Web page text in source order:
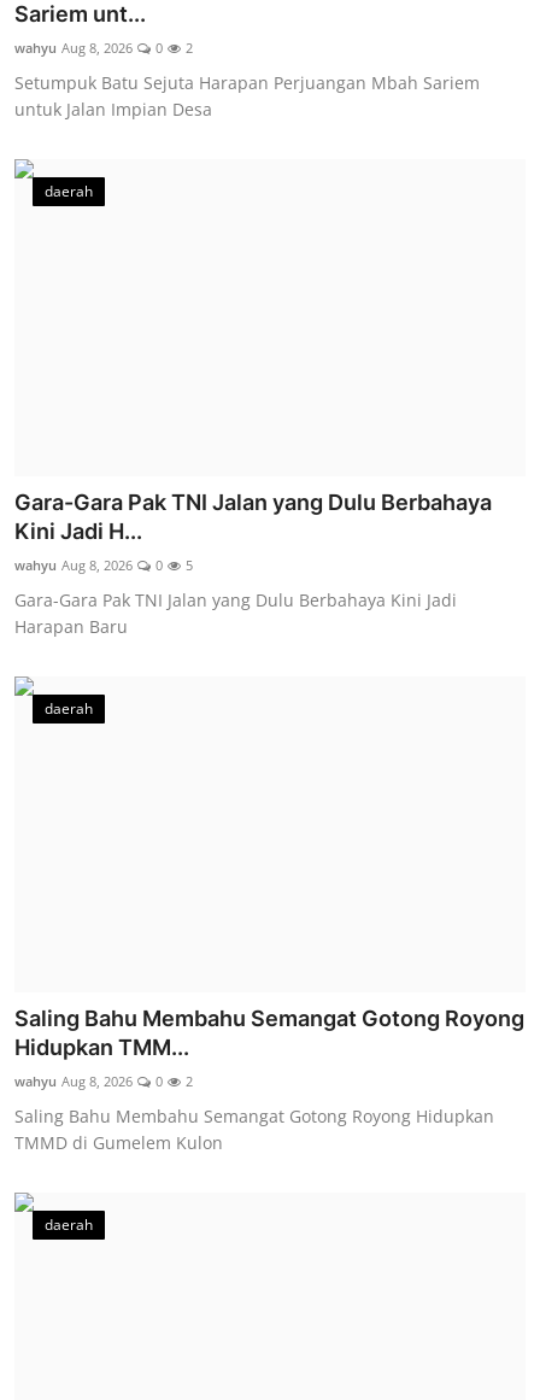
Sariem unt...
wahyu Aug 8, 2026 0 2
Setumpuk Batu Sejuta Harapan Perjuangan Mbah Sariem
untuk Jalan Impian Desa
daerah
Gara-Gara Pak TNI Jalan yang Dulu Berbahaya
Kini Jadi H...
wahyu Aug 8, 2026 0 5
Gara-Gara Pak TNI Jalan yang Dulu Berbahaya Kini Jadi
Harapan Baru
daerah
Saling Bahu Membahu Semangat Gotong Royong
Hidupkan TMM...
wahyu Aug 8, 2026 0 2
Saling Bahu Membahu Semangat Gotong Royong Hidupkan
TMMD di Gumelem Kulon
daerah